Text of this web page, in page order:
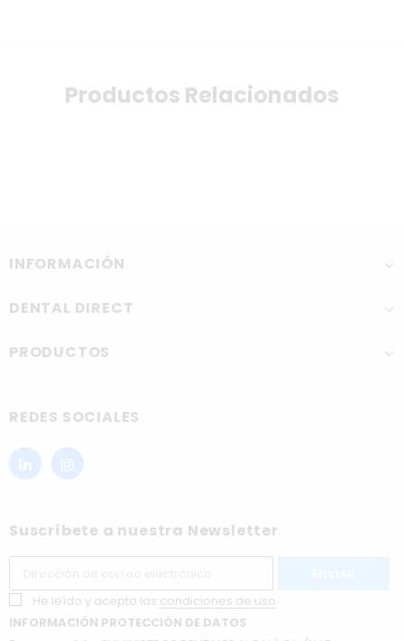
Productos Relacionados
INFORMACIÓN
DENTAL DIRECT
PRODUCTOS
REDES SOCIALES
Suscríbete a nuestra Newsletter
He leído y acepto las condiciones de uso.
INFORMACIÓN PROTECCIÓN DE DATOS